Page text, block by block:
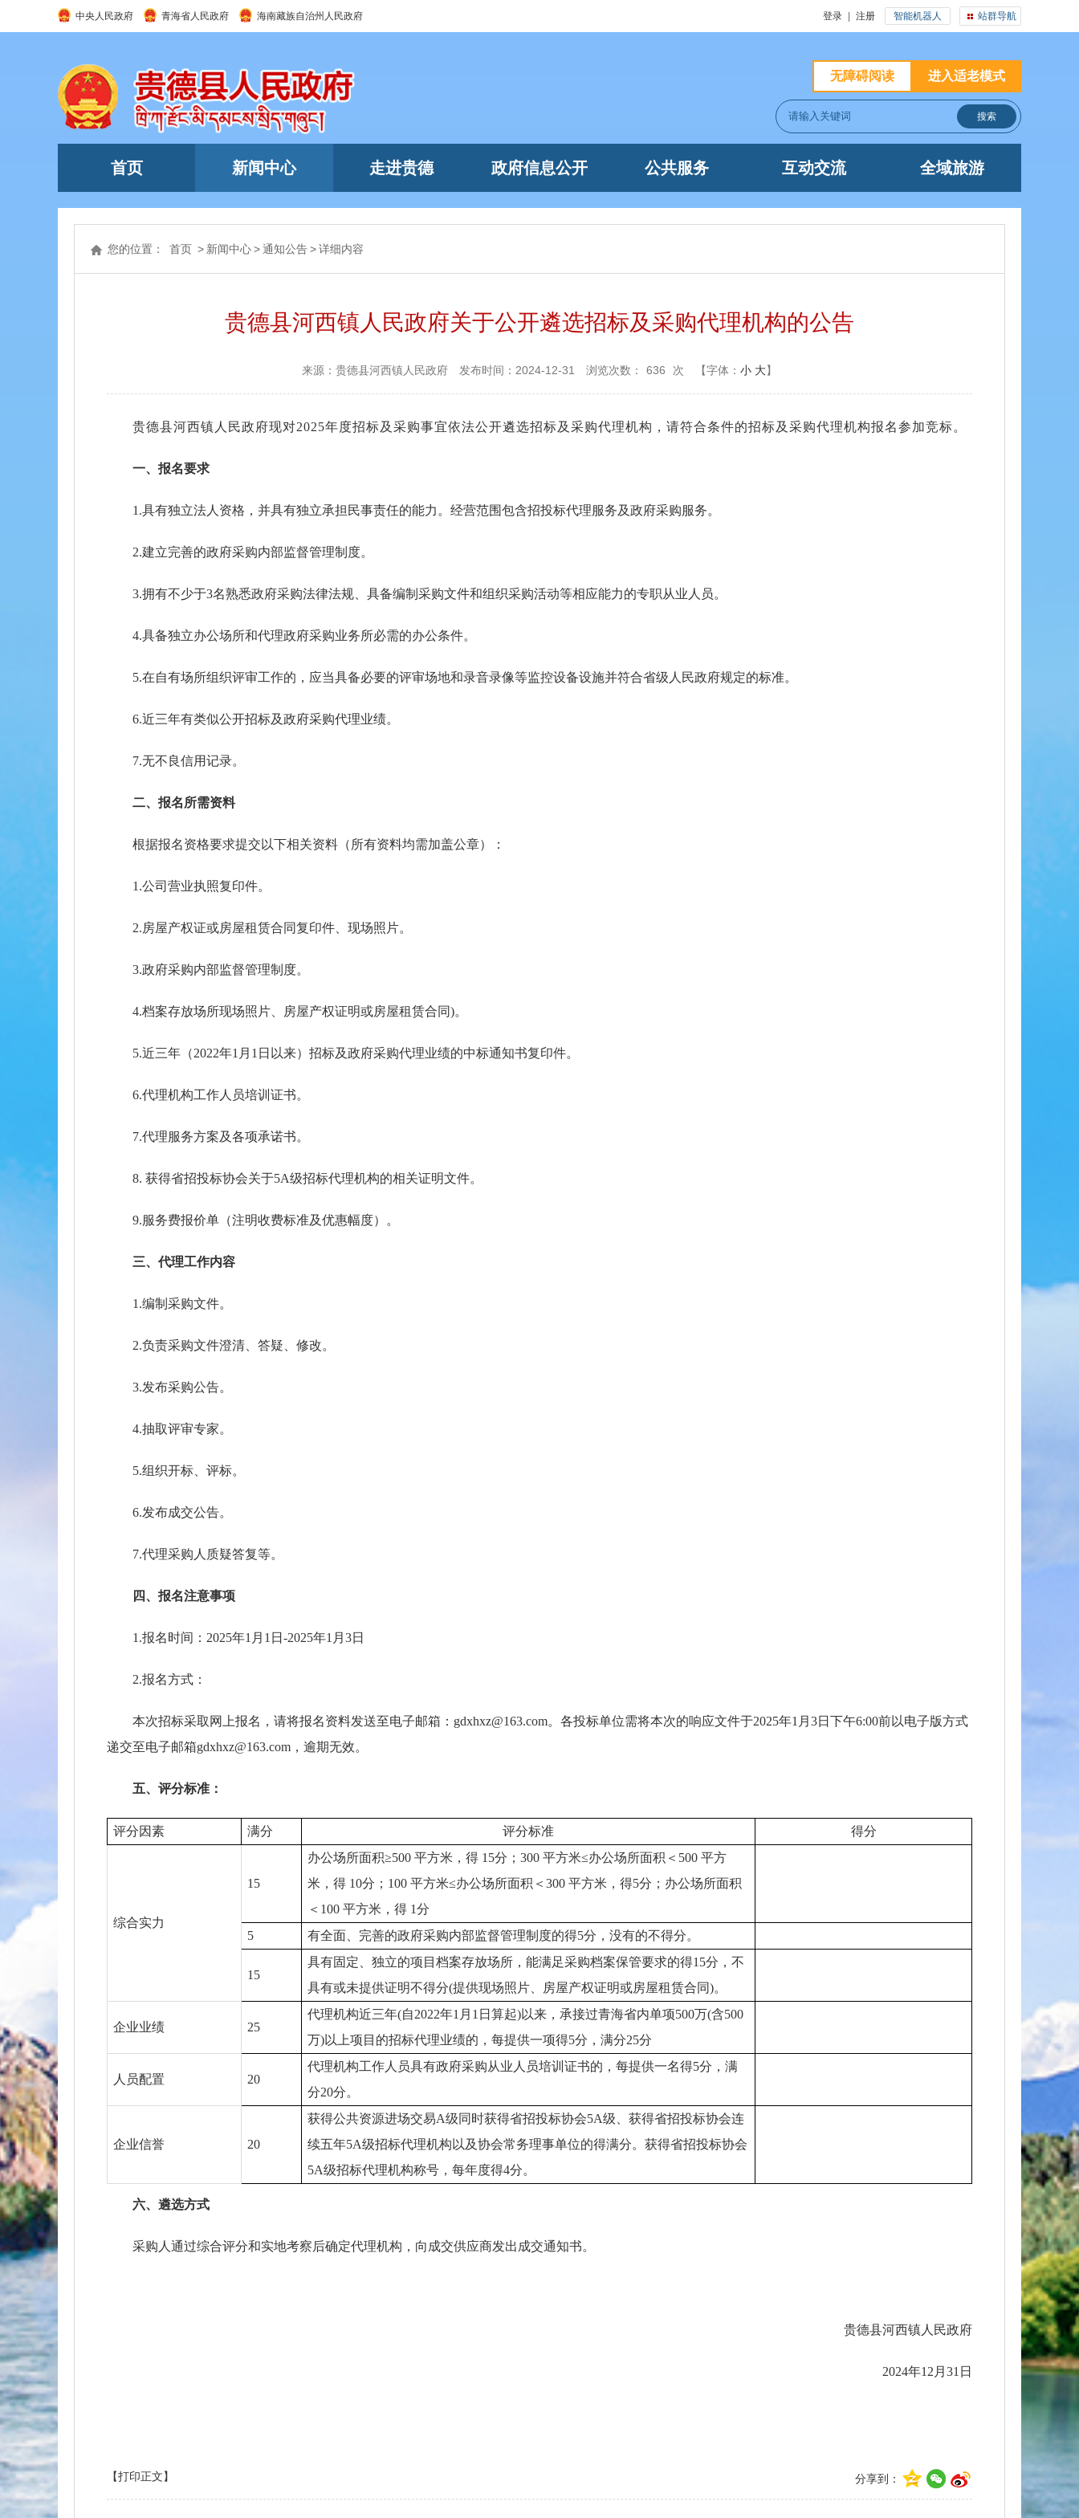
站群导航
登录 注册 智能机器人
中央人民政府 青海省人民政府 海南藏族自治州人民政府
进入适老模式
无障碍阅读
首页 新闻中心 走进贵德 政府信息公开 公共服务 互动交流 全域旅游
您的位置： 首页 > 新闻中心>通知公告>详细内容
贵德县河西镇人民政府关于公开遴选招标及采购代理机构的公告
来源：贵德县河西镇人民政府 发布时间：2024-12-31 浏览次数： 636 次 【字体： 小 大】
贵德县河西镇人民政府现对2025年度招标及采购事宜依法公开遴选招标及采购代理机构，请符合条件的招标及采购代理机构报名参加竞标。
一、报名要求
1.具有独立法人资格，并具有独立承担民事责任的能力。经营范围包含招投标代理服务及政府采购服务。
2.建立完善的政府采购内部监督管理制度。
3.拥有不少于3名熟悉政府采购法律法规、具备编制采购文件和组织采购活动等相应能力的专职从业人员。
4.具备独立办公场所和代理政府采购业务所必需的办公条件。
5.在自有场所组织评审工作的，应当具备必要的评审场地和录音录像等监控设备设施并符合省级人民政府规定的标准。
6.近三年有类似公开招标及政府采购代理业绩。
7.无不良信用记录。
二、报名所需资料
根据报名资格要求提交以下相关资料（所有资料均需加盖公章）：
1.公司营业执照复印件。
2.房屋产权证或房屋租赁合同复印件、现场照片。
3.政府采购内部监督管理制度。
4.档案存放场所现场照片、房屋产权证明或房屋租赁合同)。
5.近三年（2022年1月1日以来）招标及政府采购代理业绩的中标通知书复印件。
6.代理机构工作人员培训证书。
7.代理服务方案及各项承诺书。
8. 获得省招投标协会关于5A级招标代理机构的相关证明文件。
9.服务费报价单（注明收费标准及优惠幅度）。
三、代理工作内容
1.编制采购文件。
2.负责采购文件澄清、答疑、修改。
3.发布采购公告。
4.抽取评审专家。
5.组织开标、评标。
6.发布成交公告。
7.代理采购人质疑答复等。
四、报名注意事项
1.报名时间：2025年1月1日-2025年1月3日
2.报名方式：
本次招标采取网上报名，请将报名资料发送至电子邮箱：gdxhxz@163.com。各投标单位需将本次的响应文件于2025年1月3日下午6:00前以电子版方式
递交至电子邮箱gdxhxz@163.com，逾期无效。
五、评分标准：
评分因素 满分 评分标准 得分
综合实力
15
办公场所面积≥500 平方米，得 15分；300 平方米≤办公场所面积＜500 平方
米，得 10分；100 平方米≤办公场所面积＜300 平方米，得5分；办公场所面积
＜100 平方米，得 1分
5
有全面、完善的政府采购内部监督管理制度的得5分，没有的不得分。
15
具有固定、独立的项目档案存放场所，能满足采购档案保管要求的得15分，不
具有或未提供证明不得分(提供现场照片、房屋产权证明或房屋租赁合同)。
企业业绩 25
代理机构近三年(自2022年1月1日算起)以来，承接过青海省内单项500万(含500
万)以上项目的招标代理业绩的，每提供一项得5分，满分25分
人员配置 20
代理机构工作人员具有政府采购从业人员培训证书的，每提供一名得5分，满
分20分。
企业信誉 20
获得公共资源进场交易A级同时获得省招投标协会5A级、获得省招投标协会连
续五年5A级招标代理机构以及协会常务理事单位的得满分。获得省招投标协会
5A级招标代理机构称号，每年度得4分。
六、遴选方式
采购人通过综合评分和实地考察后确定代理机构，向成交供应商发出成交通知书。
贵德县河西镇人民政府
2024年12月31日
分享到：
【打印正文】